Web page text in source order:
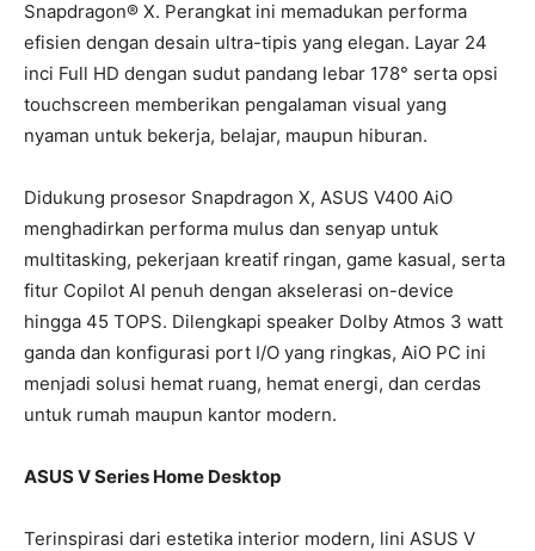
Snapdragon® X. Perangkat ini memadukan performa
efisien dengan desain ultra-tipis yang elegan. Layar 24
inci Full HD dengan sudut pandang lebar 178° serta opsi
touchscreen memberikan pengalaman visual yang
nyaman untuk bekerja, belajar, maupun hiburan.
Didukung prosesor Snapdragon X, ASUS V400 AiO
menghadirkan performa mulus dan senyap untuk
multitasking, pekerjaan kreatif ringan, game kasual, serta
fitur Copilot AI penuh dengan akselerasi on-device
hingga 45 TOPS. Dilengkapi speaker Dolby Atmos 3 watt
ganda dan konfigurasi port I/O yang ringkas, AiO PC ini
menjadi solusi hemat ruang, hemat energi, dan cerdas
untuk rumah maupun kantor modern.
ASUS V Series Home Desktop
Terinspirasi dari estetika interior modern, lini ASUS V